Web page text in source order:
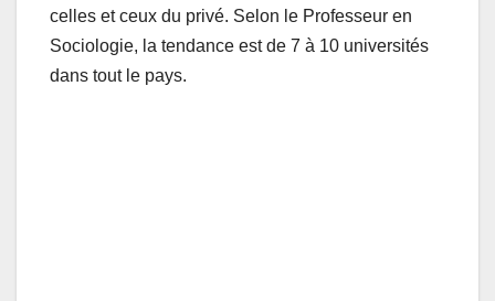
celles et ceux du privé. Selon le Professeur en
Sociologie, la tendance est de 7 à 10 universités
dans tout le pays.